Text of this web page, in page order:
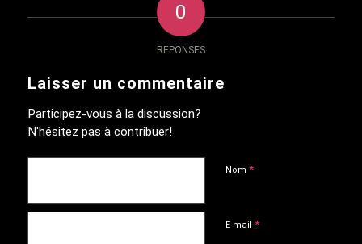
0
RÉPONSES
Laisser un commentaire
Participez-vous à la discussion?
N'hésitez pas à contribuer!
Nom *
E-mail *